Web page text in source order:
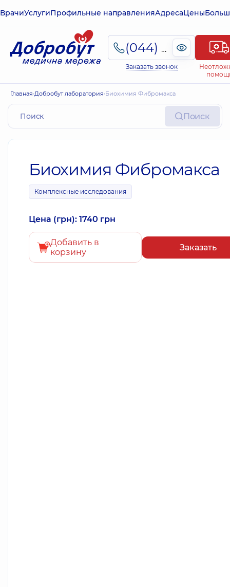
ВрачиУслугиПрофильные направленияАдресаЦены
(044) 495-2-888
Заказать звонок
Главная Добробут лаборатория Биохимия Фибромакса
Поиск
Биохимия Фибромакса
Комплексные исследования
Цена (грн): 1740 грн
Добавить в
корзину
Заказать